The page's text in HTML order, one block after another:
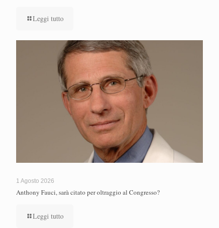
Leggi tutto
1 Agosto 2026
Anthony Fauci, sarà citato per oltraggio al Congresso?
Leggi tutto